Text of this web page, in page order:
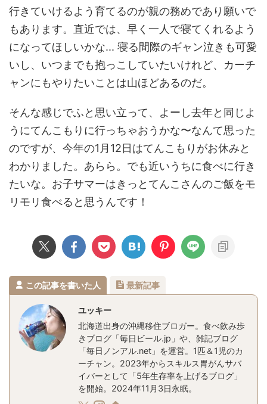
行きていけるよう育てるのが親の務めであり願いで
もあります。直近では、早く一人で寝てくれるよう
になってほしいかな... 寝る間際のギャン泣きも可愛
いし、いつまでも抱っこしていたいけれど、カーチ
ャンにもやりたいことは山ほどあるのだ。
そんな感じでふと思い立って、よーし去年と同じよ
うにてんこもりに行っちゃおうかな〜なんて思った
のですが、今年の1月12日はてんこもりがお休みと
わかりました。あらら。でも近いうちに食べに行き
たいな。お子サマーはきっとてんこさんのご飯をモ
リモリ食べると思うんです！
この記事を書いた人 最新記事
ユッキー
北海道出身の沖縄移住ブロガー。食べ飲み歩
きブログ「毎日ビール.jp」や、雑記ブログ
「毎日ノンアル.net」を運営。1匹＆1児のカ
ーチャン。2023年からスキルス胃がんサバ
イバーとして「5年生存率を上げるブログ」
を開始。2024年11月3日永眠。